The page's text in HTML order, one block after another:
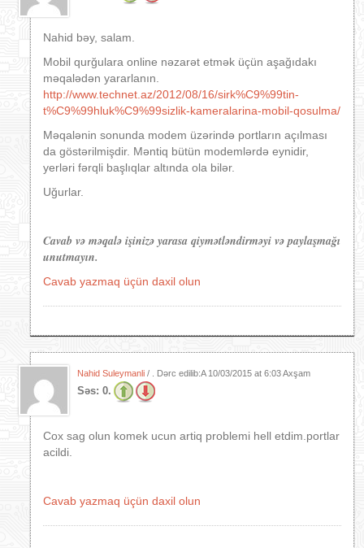
Nahid bəy, salam.
Mobil qurğulara online nəzarət etmək üçün aşağıdakı
məqalədən yararlanın.
http://www.technet.az/2012/08/16/sirk%C9%99tin-
t%C9%99hluk%C9%99sizlik-kameralarina-mobil-qosulma/
Məqalənin sonunda modem üzərində portların açılması
da göstərilmişdir. Məntiq bütün modemlərdə eynidir,
yerləri fərqli başlıqlar altında ola bilər.
Uğurlar.
Cavab və məqalə işinizə yarasa qiymətləndirməyi və paylaşmağı
unutmayın.
Cavab yazmaq üçün daxil olun
Nahid Suleymanli / . Dərc edilib:A 10/03/2015 at 6:03 Axşam
Səs: 0.
Cox sag olun komek ucun artiq problemi hell etdim.portlar
acildi.
Cavab yazmaq üçün daxil olun